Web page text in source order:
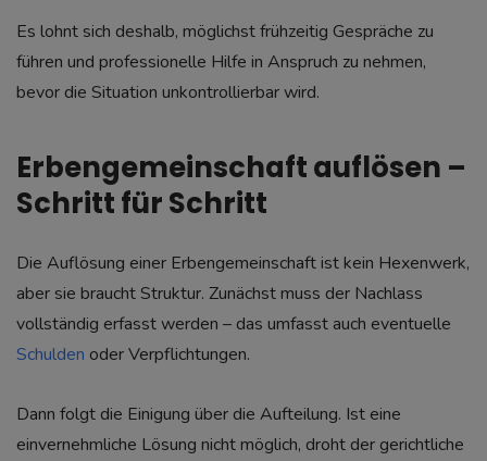
Es lohnt sich deshalb, möglichst frühzeitig Gespräche zu
führen und professionelle Hilfe in Anspruch zu nehmen,
bevor die Situation unkontrollierbar wird.
Erbengemeinschaft auflösen –
Schritt für Schritt
Die Auflösung einer Erbengemeinschaft ist kein Hexenwerk,
aber sie braucht Struktur. Zunächst muss der Nachlass
vollständig erfasst werden – das umfasst auch eventuelle
Schulden oder Verpflichtungen.
Dann folgt die Einigung über die Aufteilung. Ist eine
einvernehmliche Lösung nicht möglich, droht der gerichtliche